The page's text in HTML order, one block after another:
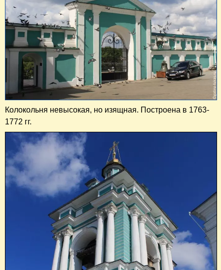
Колокольня невысокая, но изящная. Построена в 1763-
1772 гг.